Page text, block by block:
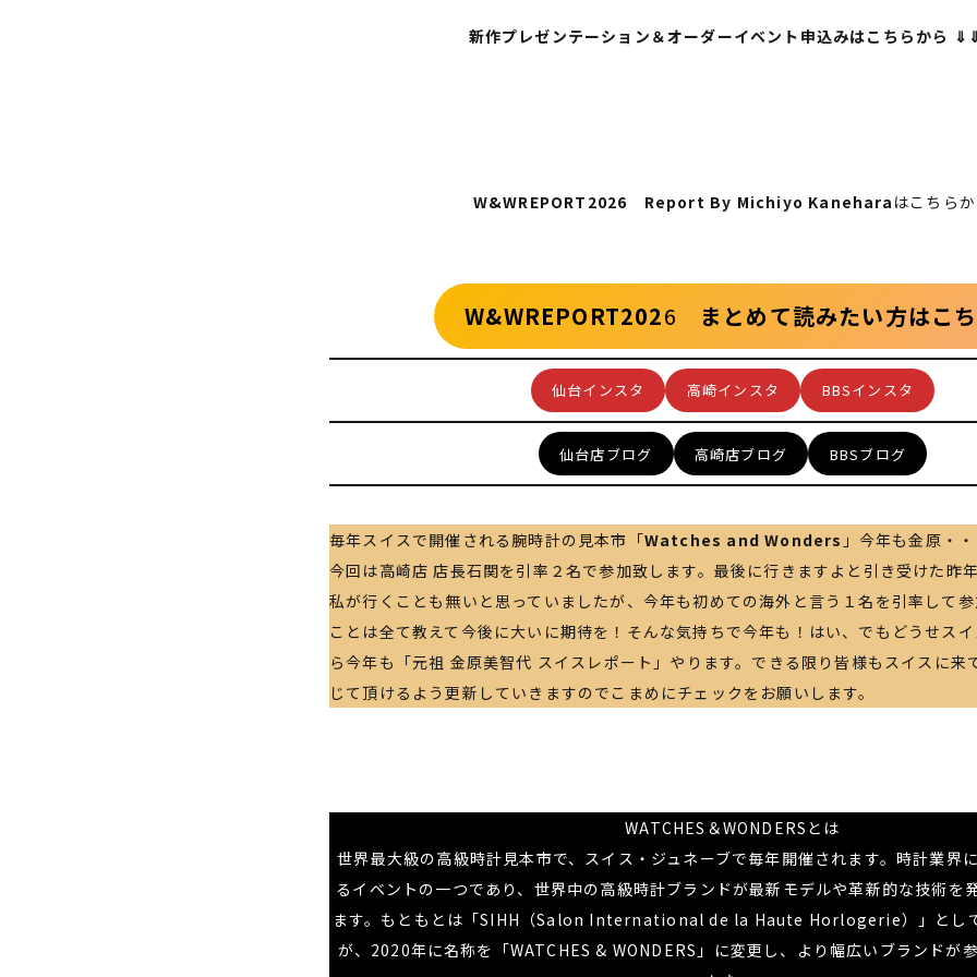
新作プレゼンテーション＆オーダーイベント申込みはこちらから
W&WREPORT2026 Report By Michiyo Kanehara はこちら
W&WREPORT2026 まとめて読みたい方はこ
仙台インスタ 高崎インスタ BBSインスタ
仙台店ブログ 高崎店ブログ BBSブログ
毎年スイスで開催される腕時計の見本市「Watches and Wonders 」今年も金原・
今回は高崎店 店長石関を引率２名で参加致します。最後に行きますよと引き受けた昨
私が行くことも無いと思っていましたが、今年も初めての海外と言う１名を引率して
ことは全て教えて今後に大いに期待を！そんな気持ちで今年も！はい、でもどうせス
ら今年も「元祖 金原美智代 スイスレポート」やります。できる限り皆様もスイスに来
じて頂けるよう更新していきますのでこまめにチェックをお願いします。
WATCHES＆WONDERSとは
世界最大級の高級時計見本市で、スイス・ジュネーブで毎年開催されます。時計業界
るイベントの一つであり、世界中の高級時計ブランドが最新モデルや革新的な技術を
ます。もともとは「SIHH（Salon International de la Haute Horlogerie）」とし
が、2020年に名称を「WATCHES & WONDERS」に変更し、より幅広いブランドが